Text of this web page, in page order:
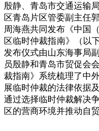
殷静、青岛市交通运输
区青岛片区管委副主任
周海燕共同发布《中国
区临时仲裁指南》（以
发布仪式由山东海事局
员殷静和青岛市贸促会
裁指南》系统梳理了中
展临时仲裁的法律依据
通过选择临时仲裁解决
区的营商环境并推动自